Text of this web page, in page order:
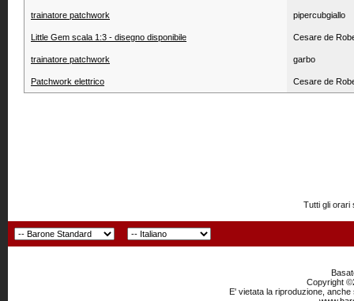
trainatore patchwork pipercubgiallo
Little Gem scala 1:3 - disegno disponibile Cesare de
trainatore patchwork garbo
Patchwork elettrico Cesare de
Tutti gli orari
Copyright
E' vietata la riproduzione,